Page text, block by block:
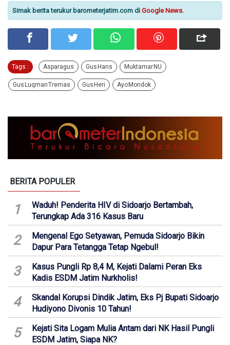
Simak berita terukur barometerjatim.com di Google News.
Tags : Asparagus Gus Hans Muktamar NU
Gus Luqman Tremas Gus Heri Ayo Mondok
BERITA POPULER
1
Waduh! Penderita HIV di Sidoarjo Bertambah,
Terungkap Ada 316 Kasus Baru
2
Mengenal Ego Setyawan, Pemuda Sidoarjo Bikin
Dapur Para Tetangga Tetap Ngebul!
3
Kasus Pungli Rp 8,4 M, Kejati Dalami Peran Eks
Kadis ESDM Jatim Nurkholis!
4
Skandal Korupsi Dindik Jatim, Eks Pj Bupati Sidoarjo
Hudiyono Divonis 10 Tahun!
5
Kejati Sita Logam Mulia Antam dari NK Hasil Pungli
ESDM Jatim, Siapa NK?